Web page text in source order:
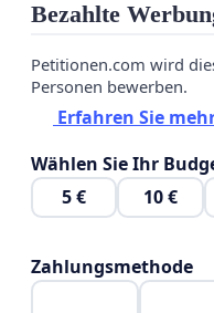
Bezahlte
Petitionen.com wird
Personen bewerben.
Erfahren Sie
Wählen Sie Ihr
5 €
10 €
Zahlungsmethode